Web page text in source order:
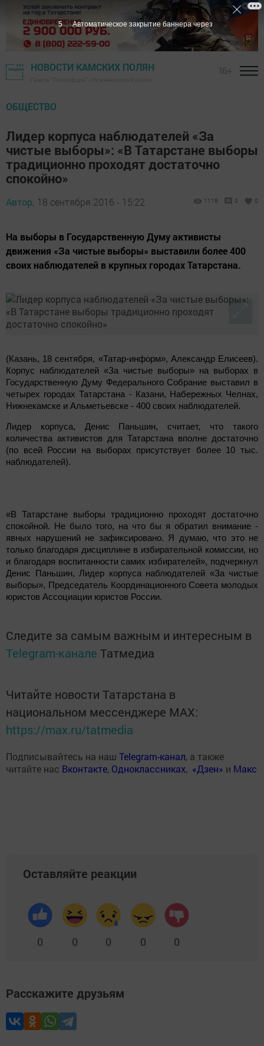
НОВОСТИ КАМСКИХ ПОЛЯН
ОБЩЕСТВО
Лидер корпуса наблюдателей «За
чистые выборы»: «В Татарстане выборы
традиционно проходят достаточно
спокойно»
Автор, 18 сентября 2016 - 15:22 1118 0 0
На выборы в Государственную Думу активисты
движения «За чистые выборы» выставили более 400
своих наблюдателей в крупных городах Татарстана.
(Казань, 18 сентября, «Татар-информ», Александр Елисеев).
Корпус наблюдателей «За чистые выборы» на выборах в
Государственную Думу Федерального Собрание выставил в
четырех городах Татарстана - Казани, Набережных Челнах,
Нижнекамске и Альметьевске - 400 своих наблюдателей.
Лидер корпуса, Денис Паньшин, считает, что такого
количества активистов для Татарстана вполне достаточно
(по всей России на выборах присутствует более 10 тыс.
наблюдателей).
«В Татарстане выборы традиционно проходят достаточно
спокойной. Не было того, на что бы я обратил внимание -
явных нарушений не зафиксировано. Я думаю, что это не
только благодаря дисциплине в избирательной комиссии, но
и благодаря воспитанности самих избирателей», подчеркнул
Денис Паньшин, Лидер корпуса наблюдателей «За чистые
выборы», Председатель Координационного Совета молодых
юристов Ассоциации юристов России.
Следите за самым важным и интересным в
Telegram-канале Татмедиа
Читайте новости Татарстана в
национальном мессенджере MАХ:
https://max.ru/tatmedia
Подписывайтесь на наш Telegram-канал, а также
читайте нас Вконтакте, Одноклассниках, «Дзен» и Макс
Оставляйте реакции
0 0 0 0 0
Расскажите друзьям
4 Автоматическое закрытие баннера через